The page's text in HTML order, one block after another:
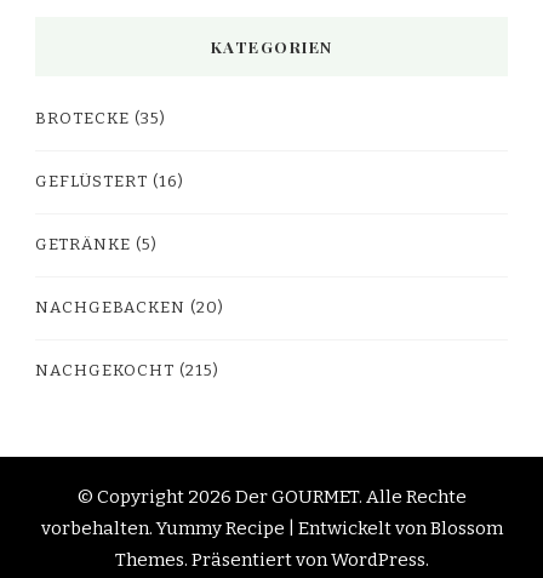
KATEGORIEN
BROTECKE (35)
GEFLÜSTERT (16)
GETRÄNKE (5)
NACHGEBACKEN (20)
NACHGEKOCHT (215)
© Copyright 2026 Der GOURMET. Alle Rechte
vorbehalten.Yummy Recipe | Entwickelt vonBlossom
Themes. Präsentiert vonWordPress.